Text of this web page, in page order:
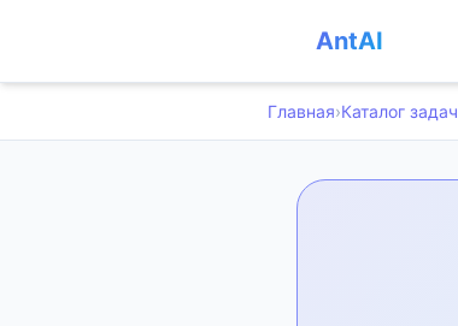
AntAI
Главная›Каталог задач